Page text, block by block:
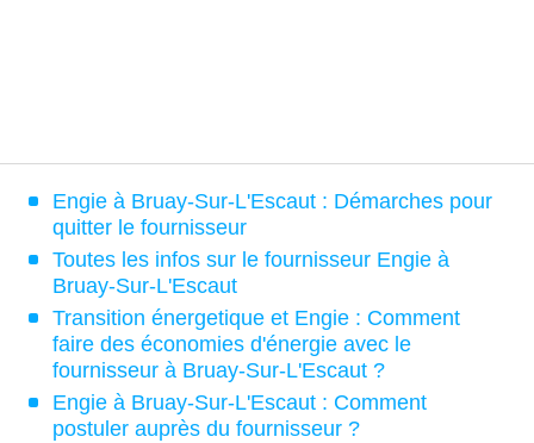
Engie à Bruay-Sur-L'Escaut : Démarches pour
quitter le fournisseur
Toutes les infos sur le fournisseur Engie à
Bruay-Sur-L'Escaut
Transition énergetique et Engie : Comment
faire des économies d'énergie avec le
fournisseur à Bruay-Sur-L'Escaut ?
Engie à Bruay-Sur-L'Escaut : Comment
postuler auprès du fournisseur ?